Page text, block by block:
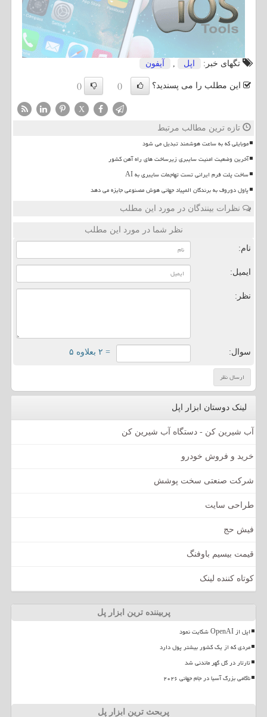
تگهای خبر: اپل آیفون
این مطلب را می پسندید؟ ()
()
X
تازه ترین مطالب مرتبط
موبایلی که به ساعت هوشمند تبدیل می شود
آخرین وضعیت امنیت سایبری زیرساخت های راه آهن کشور
ساخت پلت فرم ایرانی تست تهاجمات سایبری به AI
پاول دوروف به برندگان المپیاد جهانی هوش مصنوعی جایزه می دهد
نظرات بینندگان در مورد این مطلب
نظر شما در مورد این مطلب
نام:
ایمیل:
نظر:
سوال: = ۲ بعلاوه ۵
لینک دوستان ابزار اپل
آب شیرین کن - دستگاه آب شیرین کن
خرید و فروش خودرو
شرکت صنعتی سخت پوشش
طراحی سایت
فیش حج
قیمت بیسیم باوفنگ
کوتاه کننده لینک
پربیننده ترین ابزار پل
اپل از OpenAI شکایت نمود
مردی که از یک کشور بیشتر پول دارد
تارتار در گل گهر ماندنی شد
ناکامی بزرگ آسیا در جام جهانی ۲۰۲۶
پربحث ترین ابزار پل